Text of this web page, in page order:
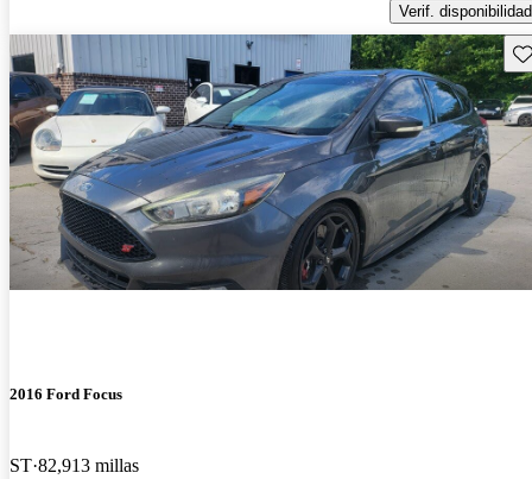
Verif. disponibilidad
2016 Ford Focus
ST 82,913 millas